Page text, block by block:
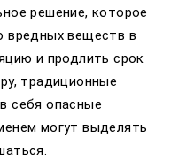
решение, которое
вредных веществ в
и продлить срок
традиционные
себя опасные
могут выделять